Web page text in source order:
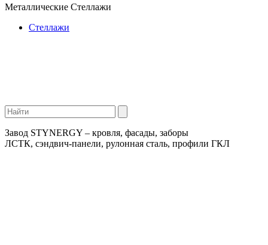
Металлические Стеллажи
Стеллажи
Завод STYNERGY – кровля, фасады, заборы
ЛСТК, сэндвич-панели, рулонная сталь, профили ГКЛ